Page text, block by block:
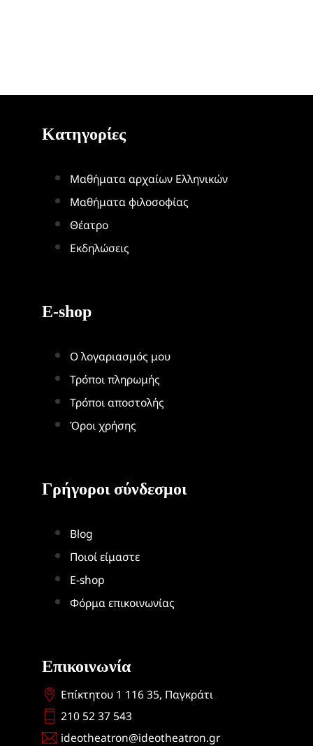
Κατηγορίες
Μαθήματα αρχαίων Ελληνικών
Μαθήματα φιλοσοφίας
Θέατρο
Εκδηλώσεις
E-shop
Ο λογαριασμός μου
Τρόποι πληρωμής
Τρόποι αποστολής
Όροι χρήσης
Γρήγοροι σύνδεσμοι
Blog
Ποιοί είμαστε
Ε-shop
Φόρμα επικοινωνίας
Επικοινωνία
Επίκτητου 1 116 35, Παγκράτι
210 52 37 543
ideotheatron@ideotheatron.gr